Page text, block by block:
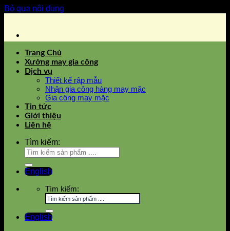
Bỏ qua nội dung
Trang Chủ
Xưởng may gia công
Dịch vụ
Thiết kế rập mẫu
Nhận gia công hàng may mặc
Gia công may mặc
Tin tức
Giới thiệu
Liên hệ
Tìm kiếm:
English
Tìm kiếm:
English